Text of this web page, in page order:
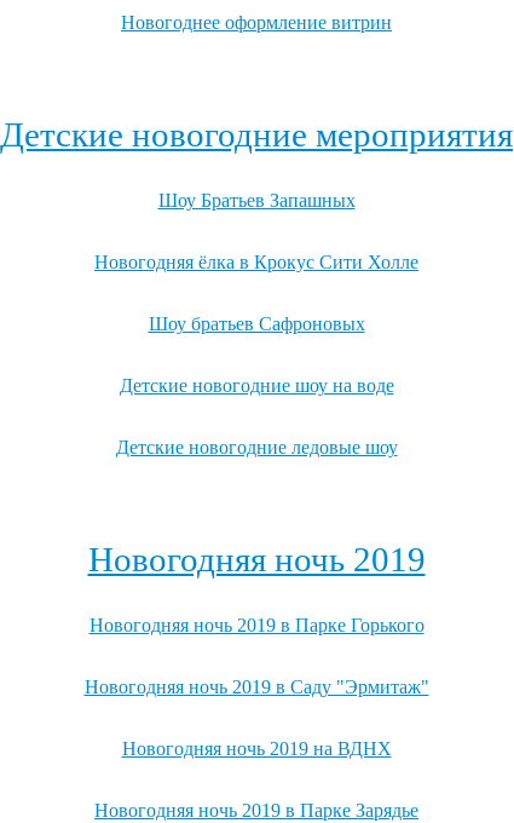
Новогоднее оформление витрин
Детские новогодние мероприятия
Шоу Братьев Запашных
Новогодняя ёлка в Крокус Сити Холле
Шоу братьев Сафроновых
Детские новогодние шоу на воде
Детские новогодние ледовые шоу
Новогодняя ночь 2019
Новогодняя ночь 2019 в Парке Горького
Новогодняя ночь 2019 в Саду "Эрмитаж"
Новогодняя ночь 2019 на ВДНХ
Новогодняя ночь 2019 в Парке Зарядье